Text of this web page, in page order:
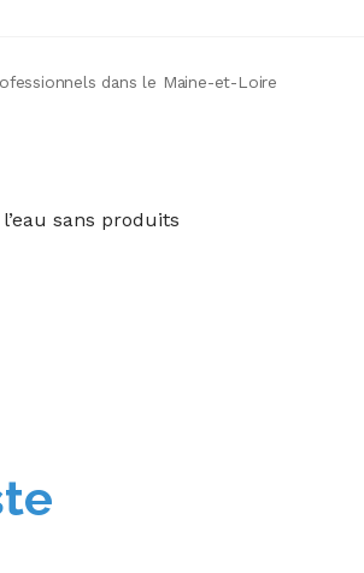
dans le Maine-et-Loire
sans produits